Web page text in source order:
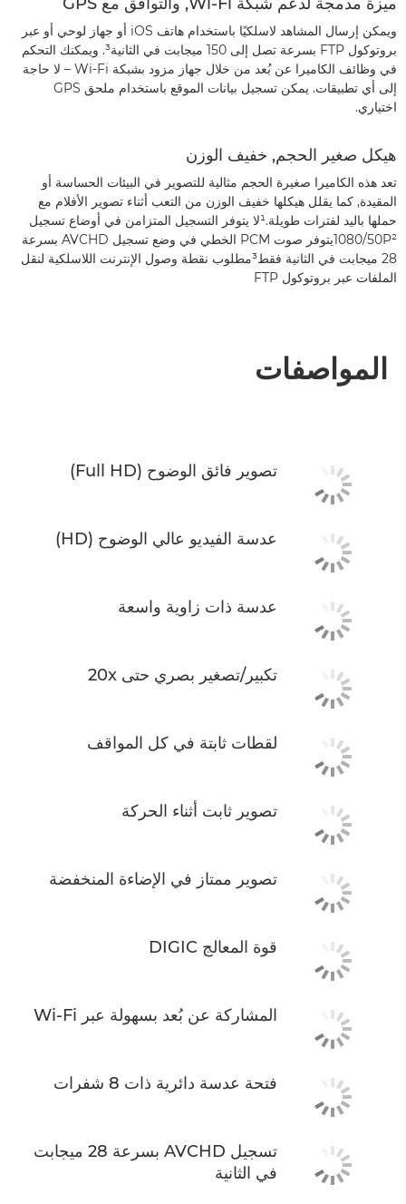
ويمكن إرسال المشاهد لاسلكيًا باستخدام هاتف iOS أو جهاز لوحي أو عبر
بروتوكول FTP بسرعة تصل إلى 150 ميجابت في الثانية³. ويمكنك التحكم
في وظائف الكاميرا عن بُعد من خلال جهاز مزود بشبكة Wi-Fi – لا حاجة
إلى أي تطبيقات. يمكن تسجيل بيانات الموقع باستخدام ملحق GPS
اختياري.
هيكل صغير الحجم, خفيف الوزن
تعد هذه الكاميرا صغيرة الحجم مثالية للتصوير في البيئات الحساسة أو
المقيدة, كما يقلل هيكلها خفيف الوزن من التعب أثناء تصوير الأفلام مع
حملها باليد لفترات طويلة.¹لا يتوفر التسجيل المتزامن في أوضاع تسجيل
1080/50P²يتوفر صوت PCM الخطي في وضع تسجيل AVCHD بسرعة
28 ميجابت في الثانية فقط³مطلوب نقطة وصول الإنترنت اللاسلكية لنقل
الملفات عبر بروتوكول FTP
المواصفات
تصوير فائق الوضوح (Full HD)
عدسة الفيديو عالي الوضوح (HD)
عدسة ذات زاوية واسعة
تكبير/تصغير بصري حتى 20x
لقطات ثابتة في كل المواقف
تصوير ثابت أثناء الحركة
تصوير ممتاز في الإضاءة المنخفضة
قوة المعالج DIGIC
المشاركة عن بُعد بسهولة عبر Wi-Fi
فتحة عدسة دائرية ذات 8 شفرات
تسجيل AVCHD بسرعة 28 ميجابت
في الثانية